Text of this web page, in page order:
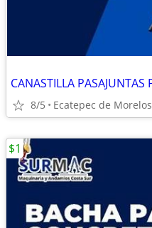
8/5 Ecatepec de Morelos
$1